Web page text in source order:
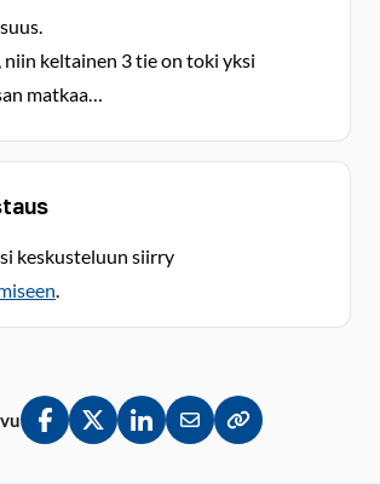
niin keltainen 3 tie on toki yksi
matkaa…
keskusteluun siirry
.
Jaa Facebookissa
Jaa Twitterissä
Jaa LinkedInissä
Jaa sähköpostitse
Kopioi linkki